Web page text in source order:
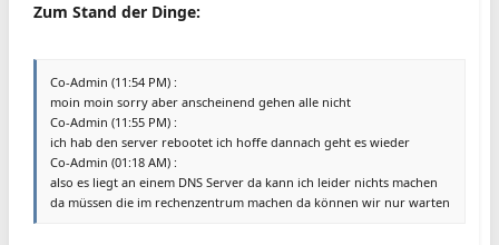
Zum Stand der Dinge:
Co-Admin (11:54 PM) :
moin moin sorry aber anscheinend gehen alle nicht
Co-Admin (11:55 PM) :
ich hab den server rebootet ich hoffe dannach geht es wieder
Co-Admin (01:18 AM) :
also es liegt an einem DNS Server da kann ich leider nichts machen
da müssen die im rechenzentrum machen da können wir nur warten